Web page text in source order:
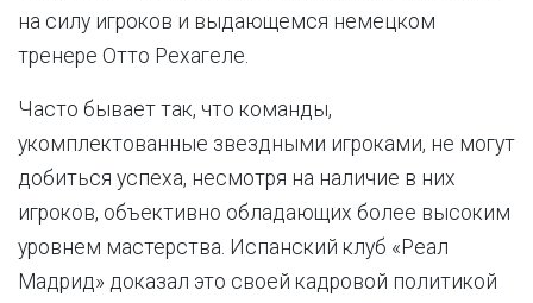
на силу игроков и выдающемся немецком
тренере Отто Рехагеле.
Часто бывает так, что команды,
укомплектованные звездными игроками, не могут
добиться успеха, несмотря на наличие в них
игроков, объективно обладающих более высоким
уровнем мастерства. Испанский клуб «Реал
Мадрид» доказал это своей кадровой политикой